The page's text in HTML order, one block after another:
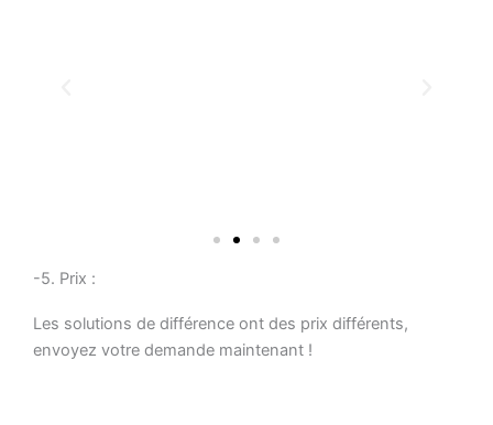
-5. Prix :
Les solutions de différence ont des prix différents,
envoyez votre demande maintenant !